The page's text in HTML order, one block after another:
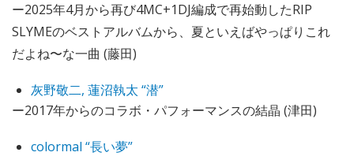
ー2025年4月から再び4MC+1DJ編成で再始動したRIP
SLYMEのベストアルバムから、夏といえばやっぱりこれ
だよね〜な一曲 (藤田)
灰野敬二, 蓮沼執太 “潜”
ー2017年からのコラボ・パフォーマンスの結晶 (津田)
colormal “長い夢”